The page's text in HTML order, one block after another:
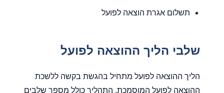
תשלום אגרת הוצאה לפועל
שלבי הליך ההוצאה לפועל
הליך ההוצאה לפועל מתחיל בהגשת בקשה ללשכת
ההוצאה לפועל המוסמכת. התהליך כולל מספר שלבים